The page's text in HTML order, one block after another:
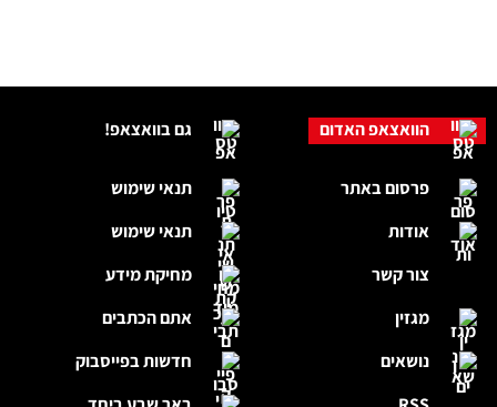
גם בוואצאפ!
תנאי שימוש
תנאי שימוש
מחיקת מידע
אתם הכתבים
חדשות בפייסבוק
הוואצאפ האדום
פרסום באתר
אודות
צור קשר
מגזין
נושאים